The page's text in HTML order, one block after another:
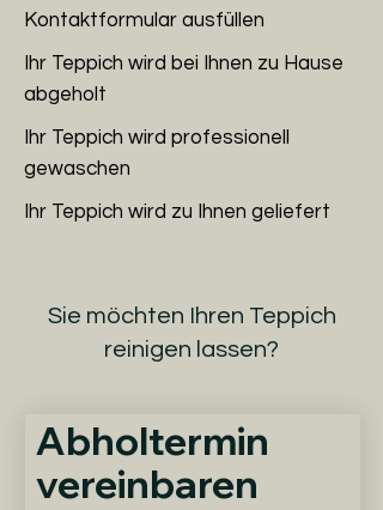
Kontaktformular ausfüllen
Ihr Teppich wird bei Ihnen zu Hause
abgeholt
Ihr Teppich wird professionell
gewaschen
Ihr Teppich wird zu Ihnen geliefert
Sie möchten Ihren Teppich
reinigen lassen?
Abholtermin